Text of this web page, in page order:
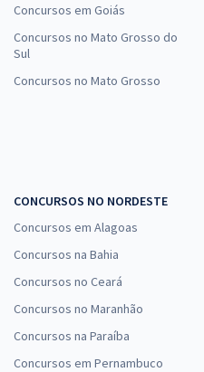
Concursos em Goiás
Concursos no Mato Grosso do
Sul
Concursos no Mato Grosso
CONCURSOS NO NORDESTE
Concursos em Alagoas
Concursos na Bahia
Concursos no Ceará
Concursos no Maranhão
Concursos na Paraíba
Concursos em Pernambuco